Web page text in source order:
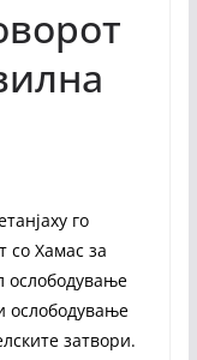
го
со Хамас за
ослободување
ослободување
затвори.